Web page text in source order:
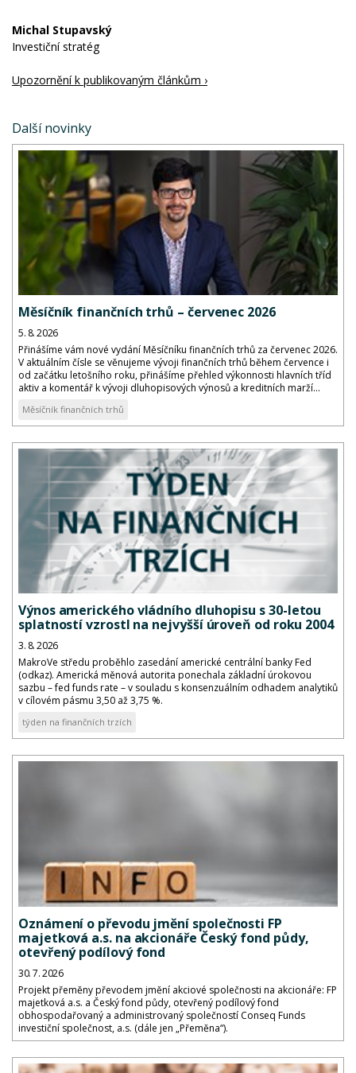
Michal Stupavský
Investiční stratég
Upozornění k publikovaným článkům ›
Další novinky
Měsíčník finančních trhů – červenec 2026
5. 8. 2026
Přinášíme vám nové vydání Měsíčníku finančních trhů za červenec 2026.
V aktuálním čísle se věnujeme vývoji finančních trhů během července i
od začátku letošního roku, přinášíme přehled výkonnosti hlavních tříd
aktiv a komentář k vývoji dluhopisových výnosů a kreditních marží...
Měsíčník finančních trhů
Výnos amerického vládního dluhopisu s 30-letou
splatností vzrostl na nejvyšší úroveň od roku 2004
3. 8. 2026
MakroVe středu proběhlo zasedání americké centrální banky Fed
(odkaz). Americká měnová autorita ponechala základní úrokovou
sazbu – fed funds rate – v souladu s konsenzuálním odhadem analytiků
v cílovém pásmu 3,50 až 3,75 %.
týden na finančních trzích
Oznámení o převodu jmění společnosti FP
majetková a.s. na akcionáře Český fond půdy,
otevřený podílový fond
30. 7. 2026
Projekt přeměny převodem jmění akciové společnosti na akcionáře: FP
majetková a.s. a Český fond půdy, otevřený podílový fond
obhospodařovaný a administrovaný společností Conseq Funds
investiční společnost, a.s. (dále jen „Přeměna“).